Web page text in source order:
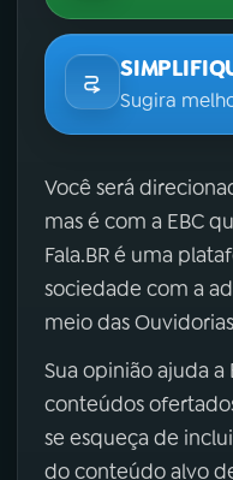
Sugira
Você será
mas é com a EBC
Fala.BR é uma
sociedade com a
meio das
Sua opinião ajuda a
conteúdos
se esqueça de
do conteúdo alvo